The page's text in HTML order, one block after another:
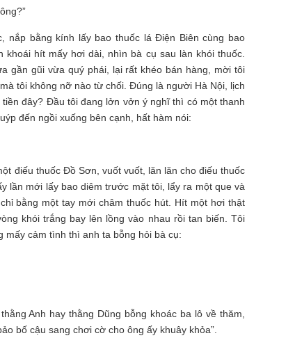
nắp bằng kính lấy bao thuốc lá Điện Biên cùng bao
hít mấy hơi dài, nhìn bà cụ sau làn khói thuốc.
gần gũi vừa quý phái, lại rất khéo bán hàng, mời tôi
tôi không nỡ nào từ chối. Đúng là người Hà Nội, lịch
đây? Đầu tôi đang lởn vởn ý nghĩ thì có một thanh
đến ngồi xuống bên cạnh, hất hàm nói:
điếu thuốc Đồ Sơn, vuốt vuốt, lăn lăn cho điếu thuốc
lần mới lấy bao diêm trước mặt tôi, lẩy ra một que và
bằng một tay mới châm thuốc hút. Hít một hơi thật
khói trắng bay lên lồng vào nhau rồi tan biến. Tôi
cảm tình thì anh ta bỗng hỏi bà cụ:
Anh hay thằng Dũng bỗng khoác ba lô về thăm,
bố cậu sang chơi cờ cho ông ấy khuây khỏa”.